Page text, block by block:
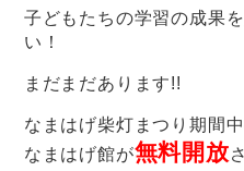
子どもたちの学習の成果
い！
まだまだあります!!
なまはげ柴灯まつり期間
なまはげ館が無料開放